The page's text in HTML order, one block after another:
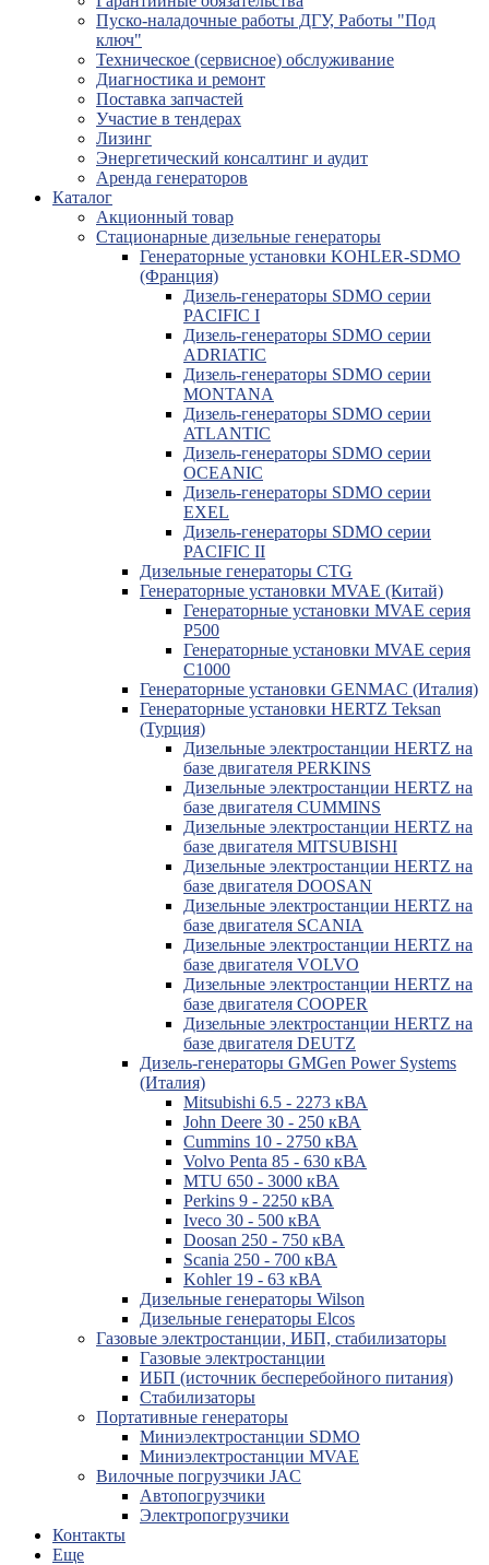
Пуско-наладочные работы ДГУ, Работы "Под
ключ"
Техническое (сервисное) обслуживание
Диагностика и ремонт
Поставка запчастей
Участие в тендерах
Лизинг
Энергетический консалтинг и аудит
Аренда генераторов
Каталог
Акционный товар
Стационарные дизельные генераторы
Генераторные установки KOHLER-SDMO
(Франция)
Дизель-генераторы SDMO серии
PACIFIC I
Дизель-генераторы SDMO серии
ADRIATIC
Дизель-генераторы SDMO серии
MONTANA
Дизель-генераторы SDMO серии
ATLANTIC
Дизель-генераторы SDMO серии
OCEANIC
Дизель-генераторы SDMO серии
EXEL
Дизель-генераторы SDMO серии
PACIFIC II
Дизельные генераторы CTG
Генераторные установки MVAE (Китай)
Генераторные установки MVAE серия
P500
Генераторные установки MVAE серия
C1000
Генераторные установки GENMAC (Италия)
Генераторные установки HERTZ Teksan
(Турция)
Дизельные электростанции HERTZ на
базе двигателя PERKINS
Дизельные электростанции HERTZ на
базе двигателя CUMMINS
Дизельные электростанции HERTZ на
базе двигателя MITSUBISHI
Дизельные электростанции HERTZ на
базе двигателя DOOSAN
Дизельные электростанции HERTZ на
базе двигателя SCANIA
Дизельные электростанции HERTZ на
базе двигателя VOLVO
Дизельные электростанции HERTZ на
базе двигателя COOPER
Дизельные электростанции HERTZ на
базе двигателя DEUTZ
Дизель-генераторы GMGen Power Systems
(Италия)
Mitsubishi 6.5 - 2273 кВА
John Deere 30 - 250 кВА
Cummins 10 - 2750 кВА
Volvo Penta 85 - 630 кВА
MTU 650 - 3000 кВА
Perkins 9 - 2250 кВА
Iveco 30 - 500 кВА
Doosan 250 - 750 кВА
Scania 250 - 700 кВА
Kohler 19 - 63 кВА
Дизельные генераторы Wilson
Дизельные генераторы Elcos
Газовые электростанции, ИБП, стабилизаторы
Газовые электростанции
ИБП (источник бесперебойного питания)
Стабилизаторы
Портативные генераторы
Миниэлектростанции SDMO
Миниэлектростанции MVAE
Вилочные погрузчики JAC
Авто­погрузчики
Электро­погрузчики
Контакты
Еще